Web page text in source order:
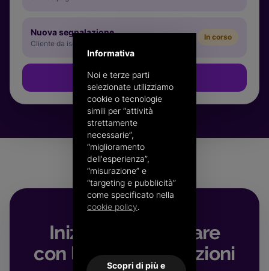
Nuova segnalazione
Cliente da iscrivere
In corso
Vuoi gestire tu i Clienti?
Inizia a guadagnare
con le tue segnalazioni
Informativa
Noi e terze parti
selezionate utilizziamo
cookie o tecnologie
simili per “attività
strettamente
necessarie”,
“miglioramento
dell'esperienza”,
“misurazione” e
“targeting e pubblicità”
come specificato nella
cookie policy.
Scopri di più e